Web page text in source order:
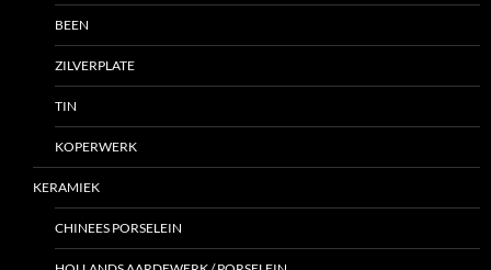
BEEN
ZILVERPLATE
TIN
KOPERWERK
KERAMIEK
CHINEES PORSELEIN